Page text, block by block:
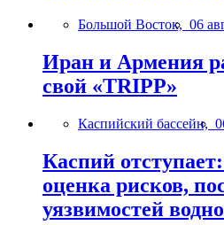
Большой Восток, 06
Иран и Армения
свой «TRIPP»
Каспийский бассейн,
Каспий
оценка рисков,
уязвимостей